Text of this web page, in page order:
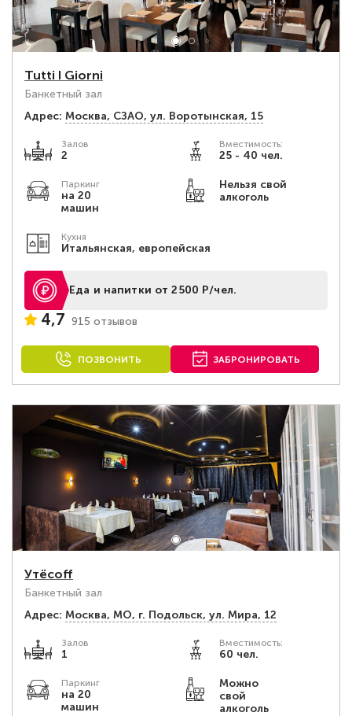
Tutti I Giorni
Банкетный зал
Адрес: Москва, СЗАО, ул. Воротынская, 15
Залов
2
Вместимость:
25 - 40 чел.
Паркинг
на 20
машин
Нельзя свой
алкоголь
Кухня
Итальянская, европейская
Еда и напитки от 2500 Р/чел.
4,7 915 отзывов
ПОЗВОНИТЬ ЗАБРОНИРОВАТЬ
Утёсоff
Банкетный зал
Адрес: Москва, МО, г. Подольск, ул. Мира, 12
Залов
1
Вместимость:
60 чел.
Паркинг
на 20
машин
Можно
свой
алкоголь